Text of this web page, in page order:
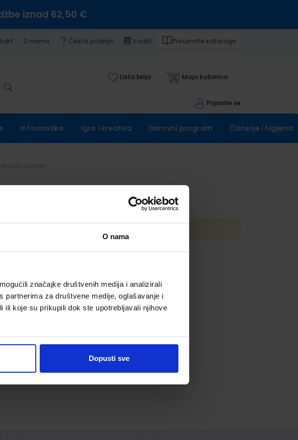
O nama
značajke društvenih medija i analizirali
partnerima za društvene medije, oglašavanje i
ili koje su prikupili dok ste upotrebljavali njihove
Dopusti sve
iznad 62,50 €
O nama Česta pitanja Vodiči Preuzmite kataloge
Lista želja Moja košarica
Prijavite se
Informatika Igra i kreativa Darovni program Čišćenje i higijena
i planeri!